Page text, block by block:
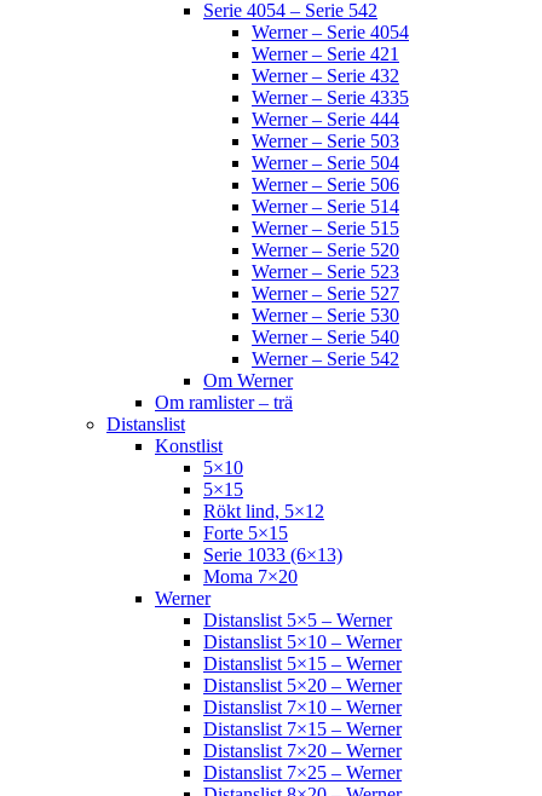
Serie 4054 – Serie 542
Werner – Serie 4054
Werner – Serie 421
Werner – Serie 432
Werner – Serie 4335
Werner – Serie 444
Werner – Serie 503
Werner – Serie 504
Werner – Serie 506
Werner – Serie 514
Werner – Serie 515
Werner – Serie 520
Werner – Serie 523
Werner – Serie 527
Werner – Serie 530
Werner – Serie 540
Werner – Serie 542
Om Werner
Om ramlister – trä
Distanslist
Konstlist
5×10
5×15
Rökt lind, 5×12
Forte 5×15
Serie 1033 (6×13)
Moma 7×20
Werner
Distanslist 5×5 – Werner
Distanslist 5×10 – Werner
Distanslist 5×15 – Werner
Distanslist 5×20 – Werner
Distanslist 7×10 – Werner
Distanslist 7×15 – Werner
Distanslist 7×20 – Werner
Distanslist 7×25 – Werner